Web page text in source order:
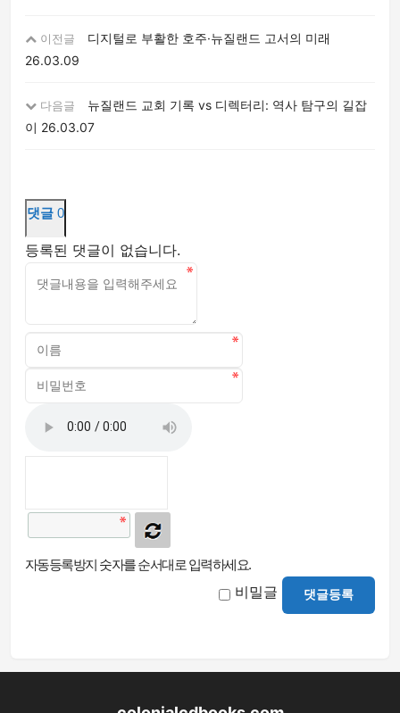
이전글
디지털로 부활한 호주·뉴질랜드 고서의 미래
26.03.09
다음글
뉴질랜드 교회 기록 vs 디렉터리: 역사 탐구의 길잡
이 26.03.07
댓글 0
등록된 댓글이 없습니다.
자동등록방지 숫자를 순서대로 입력하세요.
비밀글 댓글등록